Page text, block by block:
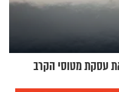
עסקת מטוסי הקרב